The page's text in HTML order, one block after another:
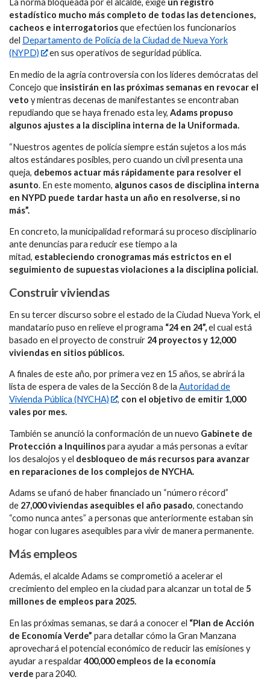
La norma bloqueada por el alcalde, exige un registro
estadístico mucho más completo de todas las detenciones,
cacheos e interrogatoriosque efectúen los funcionarios
del Departamento de Policía de la Ciudad de Nueva York
(NYPD)
en sus operativos de seguridad pública.
En medio de la agria controversia con los líderes demócratas del
Concejo que insistirán en las próximas semanas en revocar el
veto y mientras decenas de manifestantes se encontraban
repudiando que se haya frenado esta ley, Adams propuso
algunos ajustes a la disciplina interna de la Uniformada.
“Nuestros agentes de policía siempre están sujetos a los más
altos estándares posibles, pero cuando un civil presenta una
queja, debemos actuar más rápidamente para resolver el
asunto. En este momento, algunos casos de disciplina interna
en NYPD puede tardar hasta un año en resolverse, si no
más”.
En concreto, la municipalidad reformará su proceso disciplinario
ante denuncias para reducir ese tiempo a la
mitad, estableciendo cronogramas más estrictos en el
seguimiento de supuestas violaciones a la disciplina policial.
Construir viviendas
En su tercer discurso sobre el estado de la Ciudad Nueva York, el
mandatario puso en relieve el programa “24 en 24”,el cual está
basado en el proyecto de construir 24 proyectos y 12,000
viviendas en sitios públicos.
A finales de este año, por primera vez en 15 años, se abrirá la
lista de espera de vales de la Sección 8 de la Autoridad de
Vivienda Pública (NYCHA)
, con el objetivo de emitir 1,000
vales por mes.
También se anunció la conformación de un nuevo Gabinete de
Protección a Inquilinospara ayudar a más personas a evitar
los desalojos y el desbloqueo de más recursos para avanzar
en reparaciones de los complejos de NYCHA.
Adams se ufanó de haber financiado un “número récord”
de 27,000 viviendas asequibles el año pasado, conectando
“como nunca antes” a personas que anteriormente estaban sin
hogar con lugares asequibles para vivir de manera permanente.
Más empleos
Además, el alcalde Adams se comprometió a acelerar el
crecimiento del empleo en la ciudad para alcanzar un total de 5
millones de empleos para 2025.
En las próximas semanas, se dará a conocer el “Plan de Acción
de Economía Verde” para detallar cómo la Gran Manzana
aprovechará el potencial económico de reducir las emisiones y
ayudar a respaldar400,000 empleos de la economía
verde para 2040.